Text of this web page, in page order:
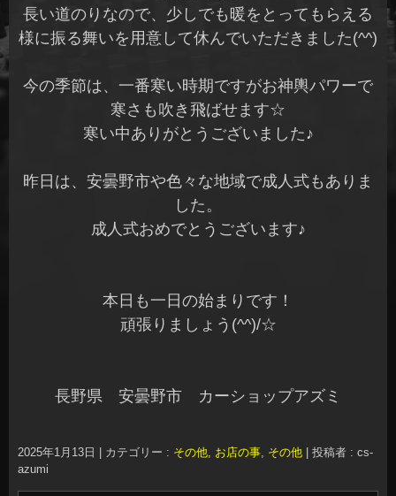
長い道のりなので、少しでも暖をとってもらえる
様に振る舞いを用意して休んでいただきました(^^)
今の季節は、一番寒い時期ですがお神輿パワーで
寒さも吹き飛ばせます☆
寒い中ありがとうございました♪
昨日は、安曇野市や色々な地域で成人式もありま
した。
成人式おめでとうございます♪
本日も一日の始まりです！
頑張りましょう(^^)/☆
長野県 安曇野市 カーショップアズミ
2025年1月13日 カテゴリー : その他, お店の事, その他
投稿者 : cs-
azumi